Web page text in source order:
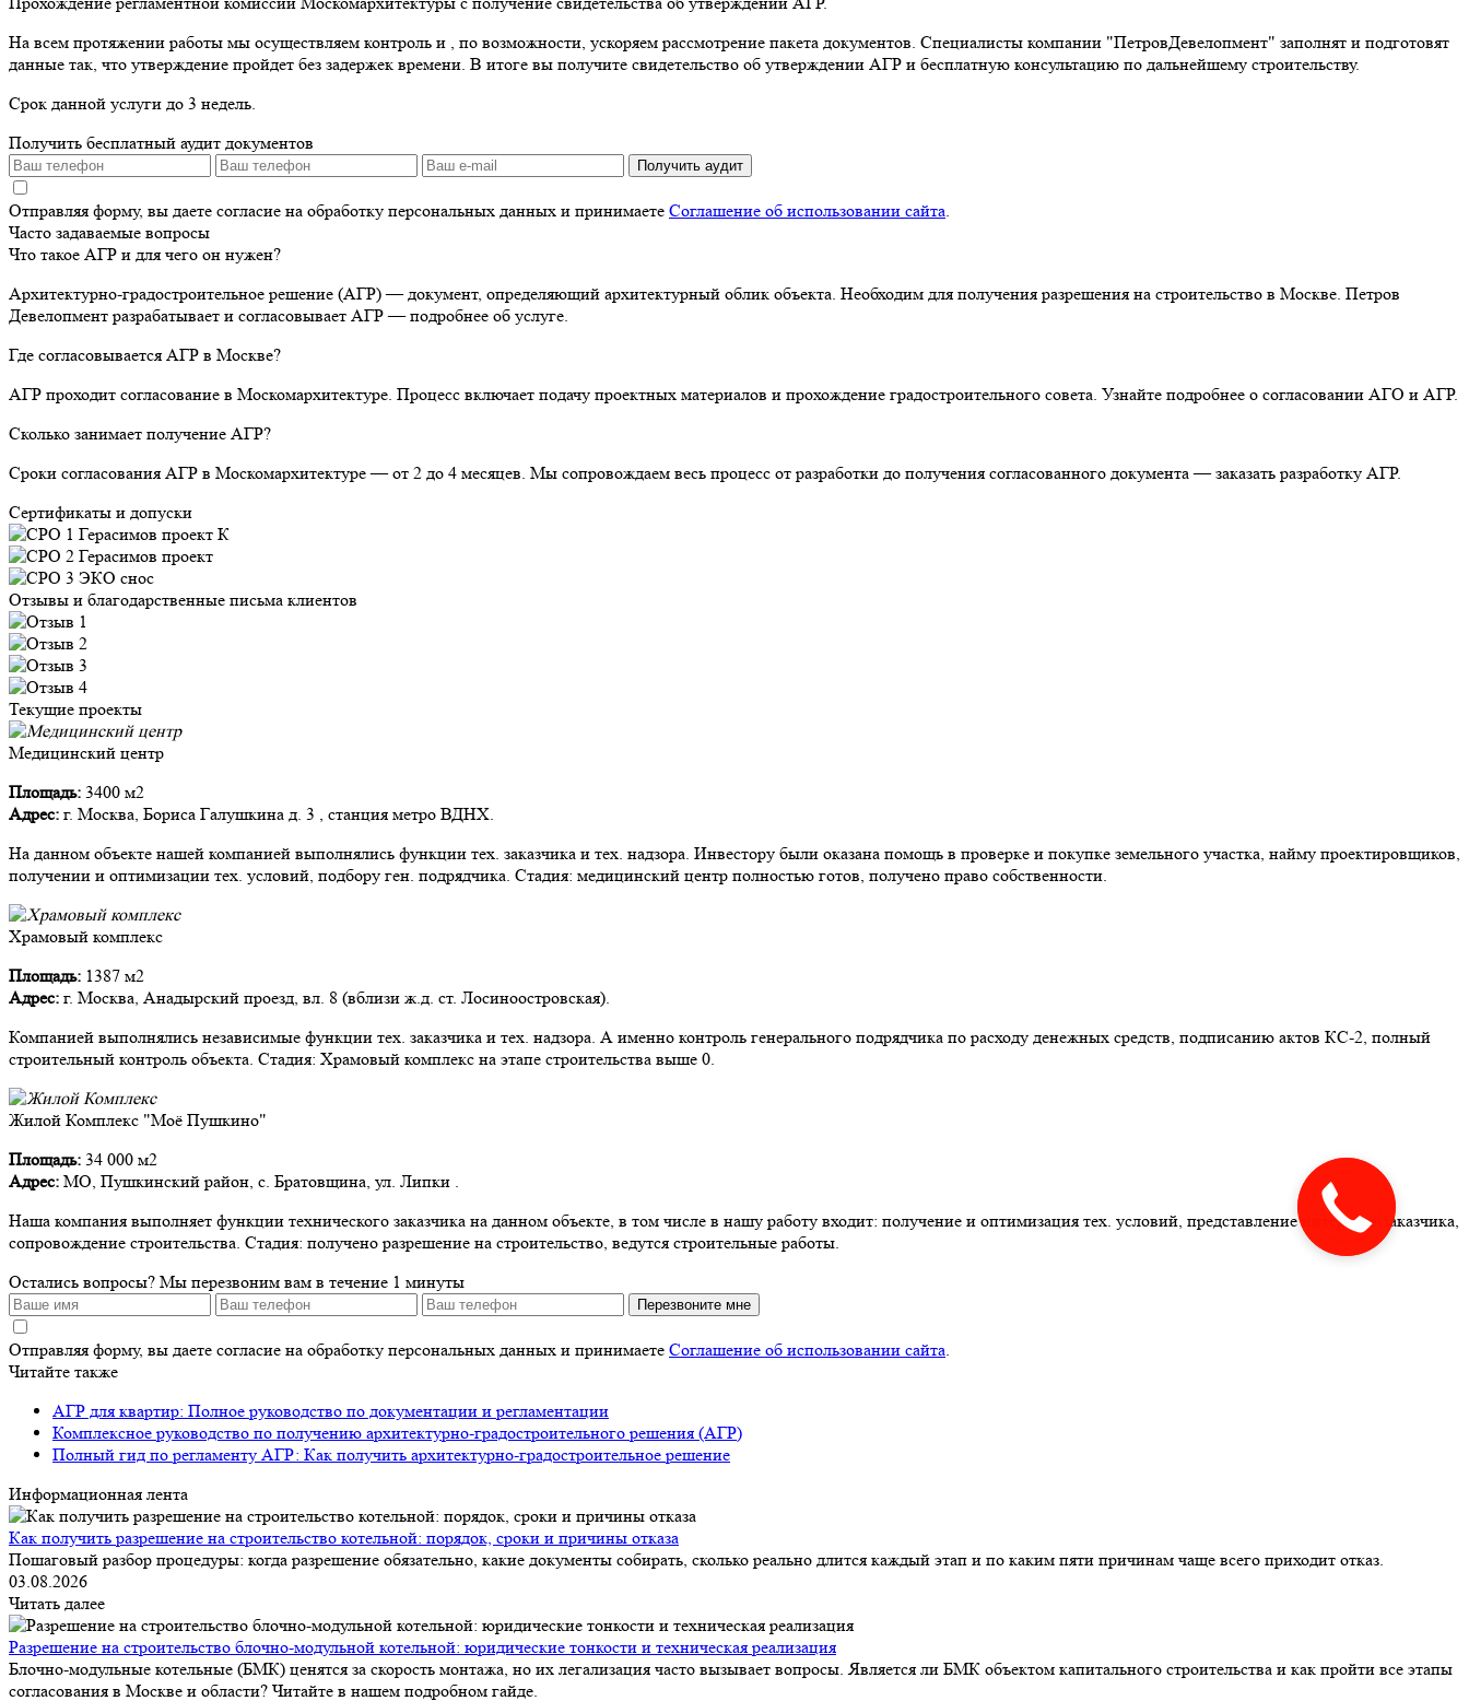
На всем протяжении работы мы осуществляем контроль и , по возможности, ускоряем рассмотрение пакета документов. Специалисты компании "ПетровДевелопмент" заполнят и подготовят
данные так, что утверждение пройдет без задержек времени. В итоге вы получите свидетельство об утверждении АГР и бесплатную консультацию по дальнейшему строительству.
Срок данной услуги до 3 недель.
Получить бесплатный аудит документов
Получить аудит
Отправляя форму, вы даете согласие на обработку персональных данных и принимаете Соглашение об использовании сайта.
Часто задаваемые вопросы
Что такое АГР и для чего он нужен?
Архитектурно-градостроительное решение (АГР) — документ, определяющий архитектурный облик объекта. Необходим для получения разрешения на строительство в Москве. Петров
Девелопмент разрабатывает и согласовывает АГР — подробнее об услуге.
Где согласовывается АГР в Москве?
АГР проходит согласование в Москомархитектуре. Процесс включает подачу проектных материалов и прохождение градостроительного совета. Узнайте подробнее о согласовании АГО и АГР.
Сколько занимает получение АГР?
Сроки согласования АГР в Москомархитектуре — от 2 до 4 месяцев. Мы сопровождаем весь процесс от разработки до получения согласованного документа — заказать разработку АГР.
Сертификаты и допуски
Отзывы и благодарственные письма клиентов
Текущие проекты
Медицинский центр
Площадь: 3400 м2
Адрес: г. Москва, Бориса Галушкина д. 3 , станция метро ВДНХ.
На данном объекте нашей компанией выполнялись функции тех. заказчика и тех. надзора. Инвестору были оказана помощь в проверке и покупке земельного участка, найму проектировщиков,
получении и оптимизации тех. условий, подбору ген. подрядчика. Стадия: медицинский центр полностью готов, получено право собственности.
Храмовый комплекс
Площадь: 1387 м2
Адрес: г. Москва, Анадырский проезд, вл. 8 (вблизи ж.д. ст. Лосиноостровская).
Компанией выполнялись независимые функции тех. заказчика и тех. надзора. А именно контроль генерального подрядчика по расходу денежных средств, подписанию актов КС-2, полный
строительный контроль объекта. Стадия: Храмовый комплекс на этапе строительства выше 0.
Жилой Комплекс "Моё Пушкино"
Площадь: 34 000 м2
Адрес: МО, Пушкинский район, с. Братовщина, ул. Липки .
Наша компания выполняет функции технического заказчика на данном объекте, в том числе в нашу работу входит: получение и оптимизация тех. условий, представление интересов заказчика,
сопровождение строительства. Стадия: получено разрешение на строительство, ведутся строительные работы.
Остались вопросы? Мы перезвоним вам в течение 1 минуты
Перезвоните мне
Отправляя форму, вы даете согласие на обработку персональных данных и принимаете Соглашение об использовании сайта.
Читайте также
АГР для квартир: Полное руководство по документации и регламентации
Комплексное руководство по получению архитектурно-градостроительного решения (АГР)
Полный гид по регламенту АГР: Как получить архитектурно-градостроительное решение
Информационная лента
Как получить разрешение на строительство котельной: порядок, сроки и причины отказа
Пошаговый разбор процедуры: когда разрешение обязательно, какие документы собирать, сколько реально длится каждый этап и по каким пяти причинам чаще всего приходит отказ.
03.08.2026
Читать далее
Разрешение на строительство блочно-модульной котельной: юридические тонкости и техническая реализация
Блочно-модульные котельные (БМК) ценятся за скорость монтажа, но их легализация часто вызывает вопросы. Является ли БМК объектом капитального строительства и как пройти все этапы
согласования в Москве и области? Читайте в нашем подробном гайде.
Закажите
звонок